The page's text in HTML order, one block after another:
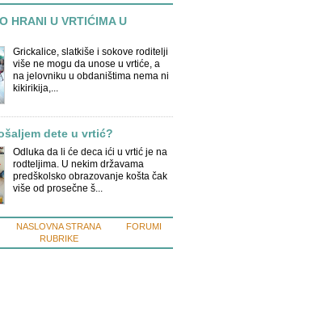
HRANI U VRTIĆIMA U
Grickalice, slatkiše i sokove roditelji
više ne mogu da unose u vrtiće, a
na jelovniku u obdaništima nema ni
kikirikija,...
dete u vrtić?
Odluka da li će deca ići u vrtić je na
rodteljima. U nekim državama
predškolsko obrazovanje košta čak
više od prosečne š...
NASLOVNA STRANA
RUBRIKE
FORUMI